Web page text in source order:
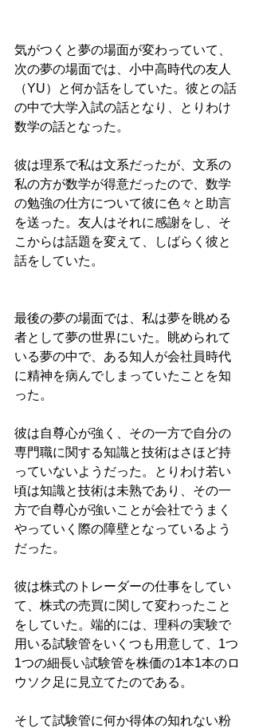
気がつくと夢の場面が変わっていて、
次の夢の場面では、小中高時代の友人
（YU）と何か話をしていた。彼との話
の中で大学入試の話となり、とりわけ
数学の話となった。
彼は理系で私は文系だったが、文系の
私の方が数学が得意だったので、数学
の勉強の仕方について彼に色々と助言
を送った。友人はそれに感謝をし、そ
こからは話題を変えて、しばらく彼と
話をしていた。
最後の夢の場面では、私は夢を眺める
者として夢の世界にいた。眺められて
いる夢の中で、ある知人が会社員時代
に精神を病んでしまっていたことを知
った。
彼は自尊心が強く、その一方で自分の
専門職に関する知識と技術はさほど持
っていないようだった。とりわけ若い
頃は知識と技術は未熟であり、その一
方で自尊心が強いことが会社でうまく
やっていく際の障壁となっているよう
だった。
彼は株式のトレーダーの仕事をしてい
て、株式の売買に関して変わったこと
をしていた。端的には、理科の実験で
用いる試験管をいくつも用意して、1つ
1つの細長い試験管を株価の1本1本のロ
ウソク足に見立てたのである。
そして試験管に何か得体の知れない粉